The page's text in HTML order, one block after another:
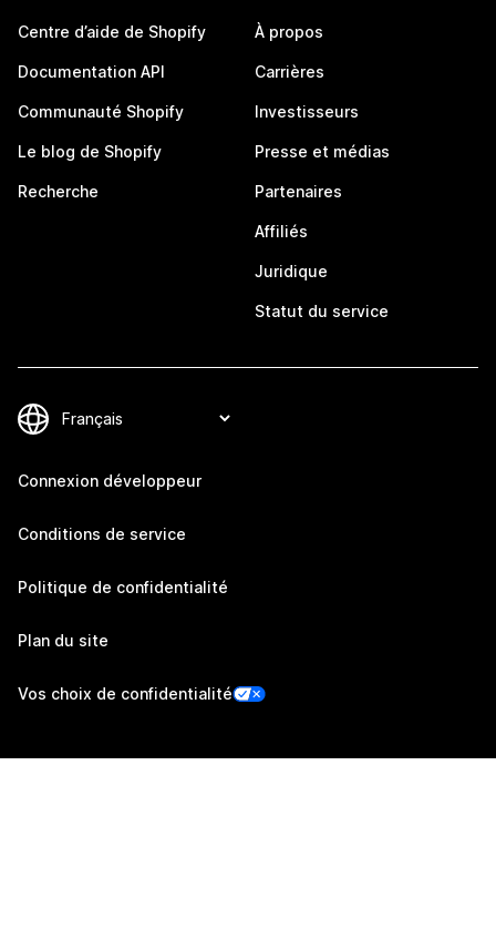
Centre d’aide de Shopify
Documentation API
Communauté Shopify
Le blog de Shopify
Recherche
À propos
Carrières
Investisseurs
Presse et médias
Partenaires
Affiliés
Juridique
Statut du service
Connexion développeur
Conditions de service
Politique de confidentialité
Plan du site
Vos choix de confidentialité